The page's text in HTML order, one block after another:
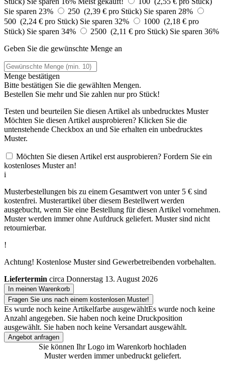
Sie sparen 23%
250 (2,39 € pro Stück) Sie sparen 28%
500 (2,24 € pro Stück) Sie sparen 32%
1000 (2,18 € pro
Stück) Sie sparen 34% 2500 (2,11 € pro Stück) Sie sparen 36%
Geben Sie die gewünschte Menge an
Menge bestätigen
Bitte bestätigen Sie die gewählten Mengen.
Bestellen Sie mehr und Sie zahlen nurpro Stück!
Testen und beurteilen Sie diesen Artikel als unbedrucktes Muster
Möchten Sie diesen Artikel ausprobieren? Klicken Sie die
untenstehende Checkbox an und Sie erhalten ein unbedrucktes
Muster.
Möchten Sie diesen Artikel erst ausprobieren? Fordern Sie ein
kostenloses Muster an!
i
Musterbestellungen bis zu einem Gesamtwert von unter 5 € sind
kostenfrei. Musterartikel über diesem Bestellwert werden
ausgebucht, wenn Sie eine Bestellung für diesen Artikel vornehmen.
Muster werden immer ohne Aufdruck geliefert. Muster sind nicht
retournierbar.
!
Achtung! Kostenlose Muster sind Gewerbetreibenden vorbehalten.
Liefertermin circa Donnerstag 13. August 2026
In meinen Warenkorb
Fragen Sie uns nach einem kostenlosen Muster!
Es wurde noch keine Artikelfarbe ausgewähltEs wurde noch keine
Anzahl angegeben. Sie haben noch keine Druckposition
ausgewählt. Sie haben noch keine Versandart ausgewählt.
Angebot anfragen
Sie können Ihr Logo im Warenkorb hochladen
Muster werden immer unbedruckt geliefert.